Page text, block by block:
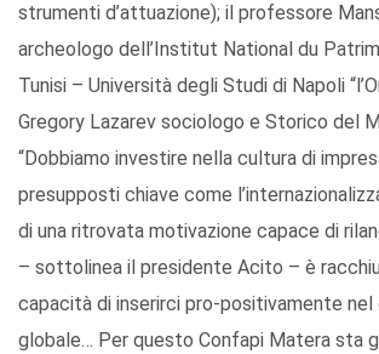
strumenti d’attuazione); il professore
archeologo dell’Institut National du
Tunisi – Università degli Studi di Napoli
Gregory Lazarev sociologo e Storico del
“Dobbiamo investire nella cultura di
presupposti chiave come
di una ritrovata motivazione capace di
– sottolinea il presidente Acito – è
capacità di inserirci pro-positivamente
globale… Per questo Confapi Matera sta